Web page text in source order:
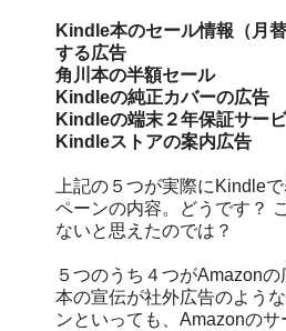
Kindle本のセール情報（月
する広告
角川本の半額セール
Kindleの純正カバーの広告
Kindleの端末２年保証サー
Kindleストアの案内広告
上記の５つが実際にKindle
ペーンの内容。どうです？
ないと思えたのでは？
５つのうち４つがAmazonの
本の宣伝が社外広告のよう
ンといっても、Amazonの